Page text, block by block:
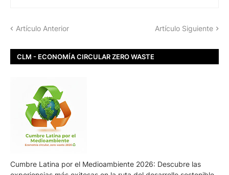
Artículo Anterior Artículo Siguiente
CLM - ECONOMÍA CIRCULAR ZERO WASTE
Cumbre Latina por el Medioambiente 2026: Descubre las